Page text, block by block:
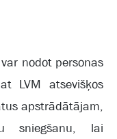
nodot personas
LVM atsevišķos
apstrādātājam,
sniegšanu, lai